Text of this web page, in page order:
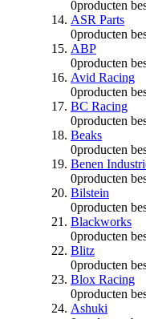
0producten
ASR Parts
0producten
ABP
0producten
Avid Racing
0producten
BC Racing
0producten
Beaks
0producten
Benen
0producten
Bilstein
0producten
Blackworks
0producten
Blitz
0producten
Blox Racing
0producten
Ashuki